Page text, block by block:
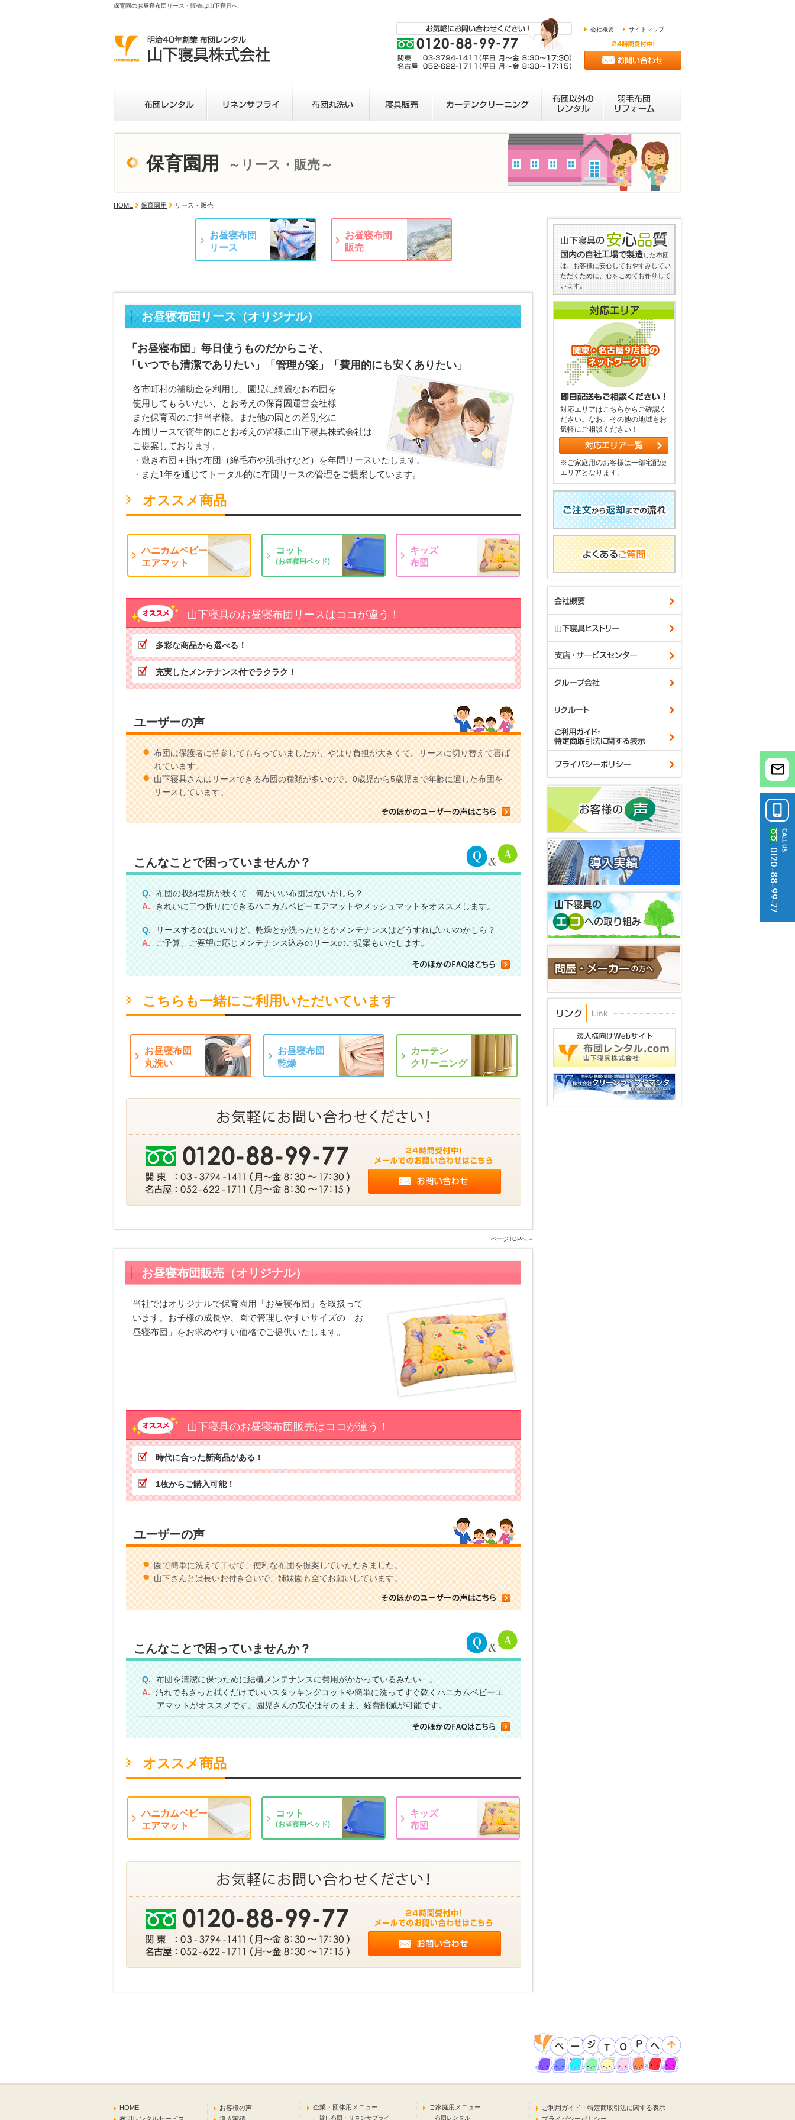
保育園のお昼寝布団リース・販売は山下寝具へ
会社概要 サイトマップ
保育園用 ～リース・販売～
HOME 保育園用 リース・販売
お昼寝布団
リース
お昼寝布団
販売
お昼寝布団リース（オリジナル）
「お昼寝布団」毎日使うものだからこそ、
「いつでも清潔でありたい」「管理が楽」「費用的にも安くありたい」
各市町村の補助金を利用し、園児に綺麗なお布団を
使用してもらいたい、とお考えの保育園運営会社様
また保育園のご担当者様。また他の園との差別化に
布団リースで衛生的にとお考えの皆様に山下寝具株式会社は
ご提案しております。
・敷き布団＋掛け布団（綿毛布や肌掛けなど）を年間リースいたします。
・また1年を通じてトータル的に布団リースの管理をご提案しています。
オススメ商品
ハニカムベビー
エアマット
コット
(お昼寝用ベッド)
キッズ
布団
山下寝具のお昼寝布団リースはココが違う！
多彩な商品から選べる！
充実したメンテナンス付でラクラク！
ユーザーの声
布団は保護者に持参してもらっていましたが、やはり負担が大きくて。リースに切り替えて喜ば
れています。
山下寝具さんはリースできる布団の種類が多いので、0歳児から5歳児まで年齢に適した布団を
リースしています。
こんなことで困っていませんか？
Q.
布団の収納場所が狭くて…何かいい布団はないかしら？
A.
きれいに二つ折りにできるハニカムベビーエアマットやメッシュマットをオススメします。
Q.
リースするのはいいけど、乾燥とか洗ったりとかメンテナンスはどうすればいいのかしら？
A.
ご予算、ご要望に応じメンテナンス込みのリースのご提案もいたします。
こちらも一緒にご利用いただいています
お昼寝布団
丸洗い
お昼寝布団
乾燥
カーテン
クリーニング
ページTOPへ
お昼寝布団販売（オリジナル）
当社ではオリジナルで保育園用「お昼寝布団」を取扱って
います。お子様の成長や、園で管理しやすいサイズの「お
昼寝布団」をお求めやすい価格でご提供いたします。
山下寝具のお昼寝布団販売はココが違う！
時代に合った新商品がある！
1枚からご購入可能！
ユーザーの声
園で簡単に洗えて干せて、便利な布団を提案していただきました。
山下さんとは長いお付き合いで、姉妹園も全てお願いしています。
こんなことで困っていませんか？
Q.
布団を清潔に保つために結構メンテナンスに費用がかかっているみたい…。
A.
汚れでもさっと拭くだけでいいスタッキングコットや簡単に洗ってすぐ乾くハニカムベビーエ
アマットがオススメです。園児さんの安心はそのまま、経費削減が可能です。
オススメ商品
ハニカムベビー
エアマット
コット
(お昼寝用ベッド)
キッズ
布団
国内の自社工場で製造した布団
は、お客様に安心しておやすみしてい
ただくために、心をこめてお作りして
います。
対応エリアはこちらからご確認く
ださい。なお、その他の地域もお
気軽にご相談ください！
※ご家庭用のお客様は一部宅配便
エリアとなります。
HOME
お客様の声
企業・団体用メニュー
貸し布団・リネンサプライ
ご家庭用メニュー
布団レンタル
ご利用ガイド・特定商取引法に関する表示
0120-88-99-77